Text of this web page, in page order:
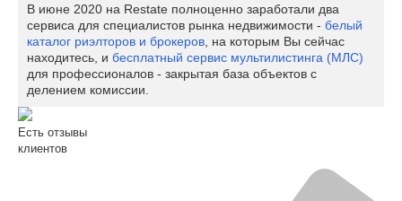
В июне 2020 на Restate полноценно заработали два
сервиса для специалистов рынка недвижимости - белый
каталог риэлторов и брокеров , на которым Вы сейчас
находитесь, и бесплатный сервис мультилистинга (МЛС)
для профессионалов - закрытая база объектов с
делением комиссии.
Есть отзывы
клиентов